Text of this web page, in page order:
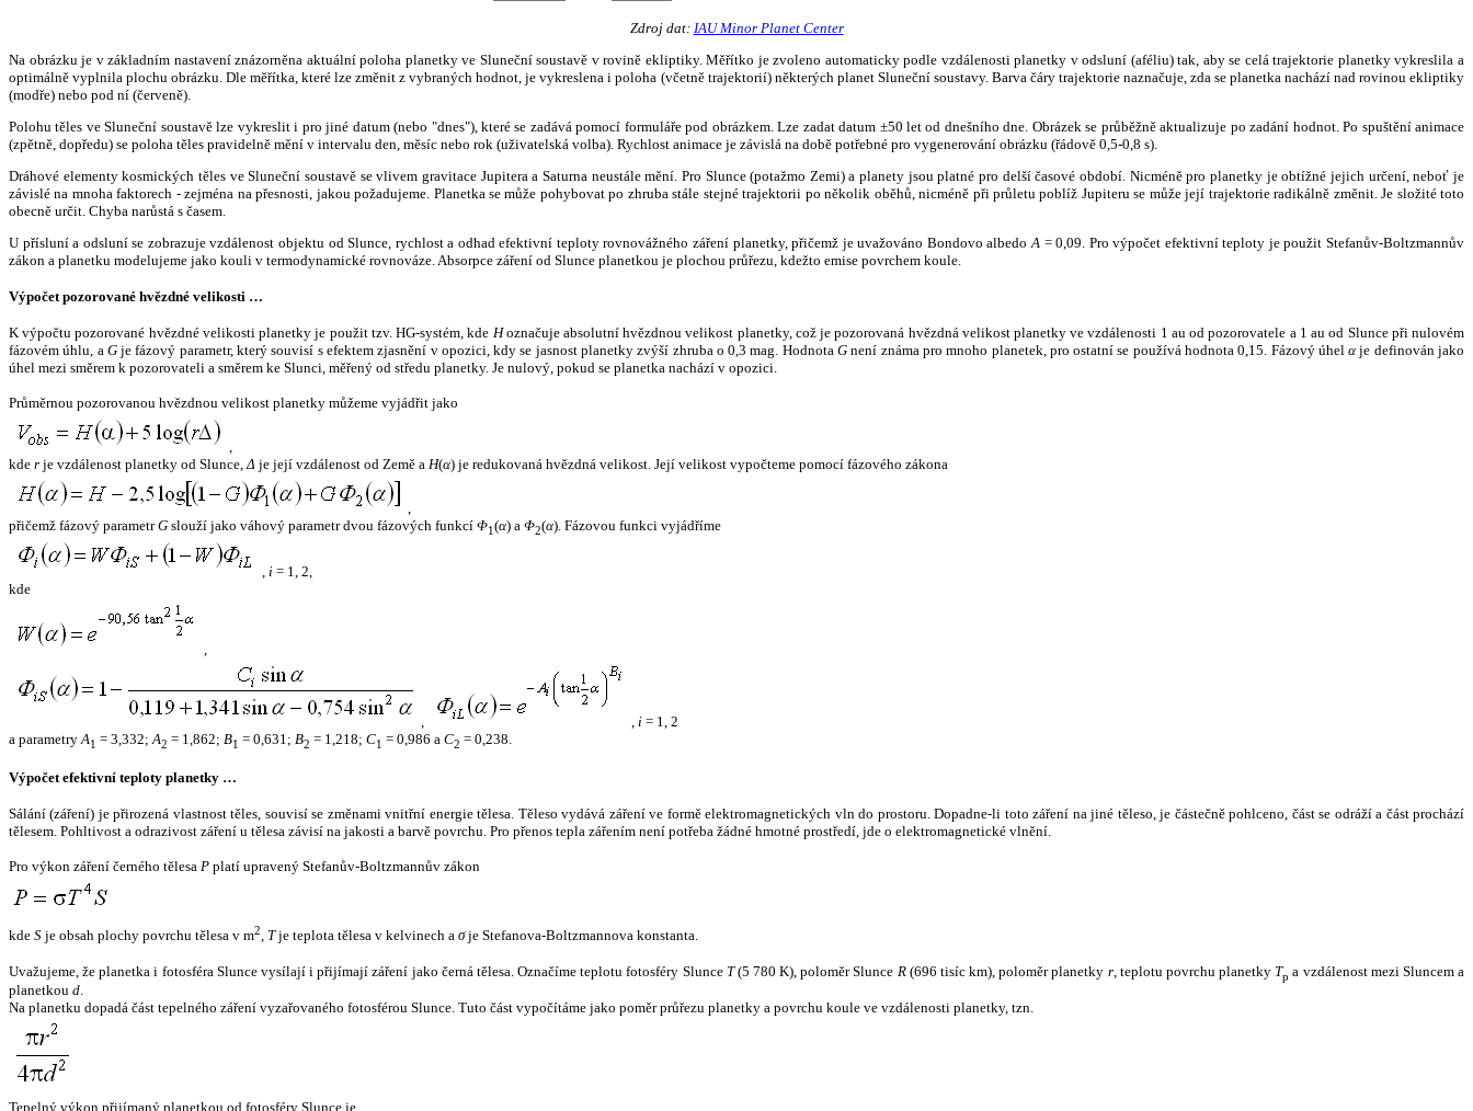
Zdroj dat: IAU Minor Planet Center
Na obrázku je v základním nastavení znázorněna aktuální poloha planetky ve Sluneční soustavě v rovině ekliptiky. Měřítko je zvoleno automaticky podle vzdálenosti planetky v odsluní (aféliu) tak, aby se celá trajektorie planetky vykreslila a
optimálně vyplnila plochu obrázku. Dle měřítka, které lze změnit z vybraných hodnot, je vykreslena i poloha (včetně trajektorií) některých planet Sluneční soustavy. Barva čáry trajektorie naznačuje, zda se planetka nachází nad rovinou ekliptiky
(modře) nebo pod ní (červeně).
Polohu těles ve Sluneční soustavě lze vykreslit i pro jiné datum (nebo "dnes"), které se zadává pomocí formuláře pod obrázkem. Lze zadat datum ±50 let od dnešního dne. Obrázek se průběžně aktualizuje po zadání hodnot. Po spuštění animace
(zpětně, dopředu) se poloha těles pravidelně mění v intervalu den, měsíc nebo rok (uživatelská volba). Rychlost animace je závislá na době potřebné pro vygenerování obrázku (řádově 0,5-0,8 s).
Dráhové elementy kosmických těles ve Sluneční soustavě se vlivem gravitace Jupitera a Saturna neustále mění. Pro Slunce (potažmo Zemi) a planety jsou platné pro delší časové období. Nicméně pro planetky je obtížné jejich určení, neboť je
závislé na mnoha faktorech - zejména na přesnosti, jakou požadujeme. Planetka se může pohybovat po zhruba stále stejné trajektorii po několik oběhů, nicméně při průletu poblíž Jupiteru se může její trajektorie radikálně změnit. Je složité toto
obecně určit. Chyba narůstá s časem.
U přísluní a odsluní se zobrazuje vzdálenost objektu od Slunce, rychlost a odhad efektivní teploty rovnovážného záření planetky, přičemž je uvažováno Bondovo albedo A = 0,09. Pro výpočet efektivní teploty je použit Stefanův-Boltzmannův
zákon a planetku modelujeme jako kouli v termodynamické rovnováze. Absorpce záření od Slunce planetkou je plochou průřezu, kdežto emise povrchem koule.
Výpočet pozorované hvězdné velikosti …
K výpočtu pozorované hvězdné velikosti planetky je použit tzv. HG-systém, kde Hoznačuje absolutní hvězdnou velikost planetky, což je pozorovaná hvězdná velikost planetky ve vzdálenosti 1 au od pozorovatele a 1 au od Slunce při nulovém
fázovém úhlu, a Gje fázový parametr, který souvisí s efektem zjasnění v opozici, kdy se jasnost planetky zvýší zhruba o 0,3 mag. HodnotaG není známa pro mnoho planetek, pro ostatní se používá hodnota 0,15. Fázový úhelα je definován jako
úhel mezi směrem k pozorovateli a směrem ke Slunci, měřený od středu planetky. Je nulový, pokud se planetka nachází v opozici.
Průměrnou pozorovanou hvězdnou velikost planetky můžeme vyjádřit jako
,
kde r je vzdálenost planetky od Slunce,Δ je její vzdálenost od Země a H(α) je redukovaná hvězdná velikost. Její velikost vypočteme pomocí fázového zákona
,
přičemž fázový parametrG slouží jako váhový parametr dvou fázových funkcí Φ1(α) a Φ2(α). Fázovou funkci vyjádříme
, i = 1, 2,
kde
,
, , i = 1, 2
a parametryA1 = 3,332;A2 = 1,862; B1 = 0,631; B2 = 1,218; C1 = 0,986 a C2 = 0,238.
Výpočet efektivní teploty planetky …
Sálání (záření) je přirozená vlastnost těles, souvisí se změnami vnitřní energie tělesa. Těleso vydává záření ve formě elektromagnetických vln do prostoru. Dopadne-li toto záření na jiné těleso, je částečně pohlceno, část se odráží a část prochází
tělesem. Pohltivost a odrazivost záření u tělesa závisí na jakosti a barvě povrchu. Pro přenos tepla zářením není potřeba žádné hmotné prostředí, jde o elektromagnetické vlnění.
Pro výkon záření černého tělesa P platí upravený Stefanův-Boltzmannův zákon
kde S je obsah plochy povrchu tělesa v m2, Tje teplota tělesa v kelvinech a σje Stefanova-Boltzmannova konstanta.
Uvažujeme, že planetka i fotosféra Slunce vysílají i přijímají záření jako černá tělesa. Označíme teplotu fotosféry Slunce T(5 780 K), poloměr Slunce R(696 tisíc km), poloměr planetky r, teplotu povrchu planetky Tp a vzdálenost mezi Sluncem a
planetkou d.
Na planetku dopadá část tepelného záření vyzařovaného fotosférou Slunce. Tuto část vypočítáme jako poměr průřezu planetky a povrchu koule ve vzdálenosti planetky, tzn.
Tepelný výkon přijímaný planetkou od fotosféry Slunce je